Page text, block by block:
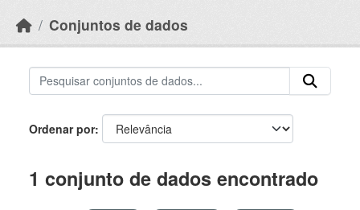
Conjuntos de dados
Ordenar por
1 conjunto de dados encontrado